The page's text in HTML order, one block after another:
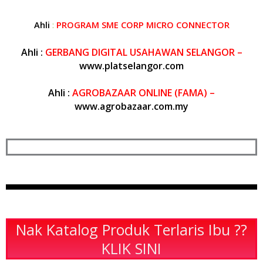
Ahli : PROGRAM SME CORP MICRO CONNECTOR
Ahli : GERBANG DIGITAL USAHAWAN SELANGOR –
www.platselangor.com
Ahli : AGROBAZAAR ONLINE (FAMA) –
www.agrobazaar.com.my
Nak Katalog Produk Terlaris Ibu ??
KLIK SINI